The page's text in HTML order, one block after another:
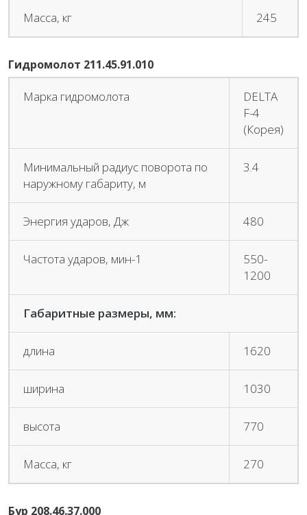
Масса, кг 245
Гидромолот 211.45.91.010
Марка гидромолота
DELTA
F-4
(Корея)
Минимальный радиус поворота по
наружному габариту, м
3.4
Энергия ударов, Дж 480
Частота ударов, мин-1
550-
1200
Габаритные размеры, мм:
длина 1620
ширина 1030
высота 770
Масса, кг 270
Бур 208.46.37.000